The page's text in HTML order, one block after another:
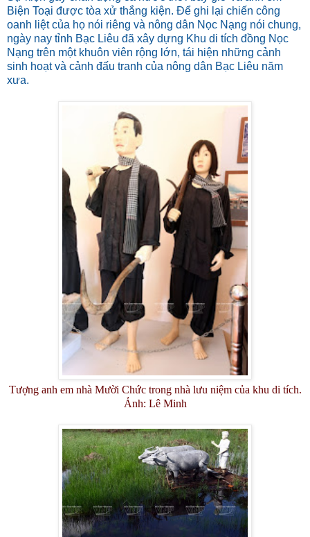
Biện Toại được tòa xử thắng kiện. Để ghi lại chiến công
oanh liệt của họ nói riêng và nông dân Nọc Nạng nói chung,
ngày nay tỉnh Bạc Liêu đã xây dựng Khu di tích đồng Nọc
Nạng trên một khuôn viên rộng lớn, tái hiện những cảnh
sinh hoạt và cảnh đấu tranh của nông dân Bạc Liêu năm
xưa.
Tượng anh em nhà Mười Chức trong nhà lưu niệm của khu di tích.
Ảnh: Lê Minh